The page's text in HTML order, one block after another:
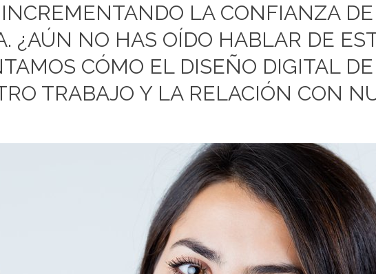
INCREMENTANDO LA CONFIANZA
¿AÚN NO HAS OÍDO HABLAR DE
CÓMO EL DISEÑO DIGITAL
TRABAJO Y LA RELACIÓN CON